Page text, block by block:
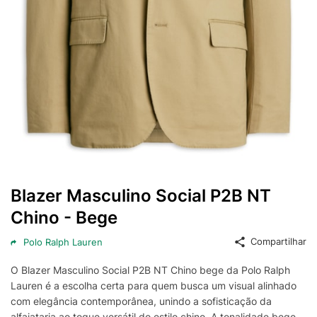
Blazer Masculino Social P2B NT
Chino - Bege
Polo Ralph Lauren Compartilhar
O Blazer Masculino Social P2B NT Chino bege da Polo Ralph
Lauren é a escolha certa para quem busca um visual alinhado
com elegância contemporânea, unindo a sofisticação da